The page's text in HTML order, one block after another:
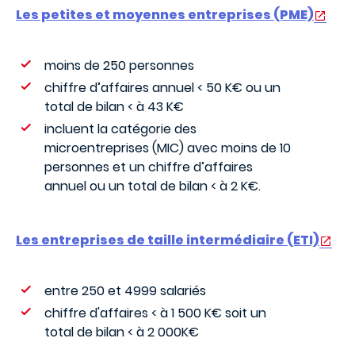
Les petites et moyennes entreprises (PME)
moins de 250 personnes
chiffre d’affaires annuel < 50 K€ ou un
total de bilan < à 43 K€
incluent la catégorie des
microentreprises (MIC) avec moins de 10
personnes et un chiffre d’affaires
annuel ou un total de bilan < à 2 K€.
Les entreprises de taille intermédiaire (ETI)
entre 250 et 4999 salariés
chiffre d'affaires < à 1 500 K€ soit un
total de bilan < à 2 000K€